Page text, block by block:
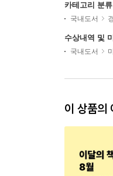
카테고리 분류
국내도서
수상내역 및
국내도서
이 상품의